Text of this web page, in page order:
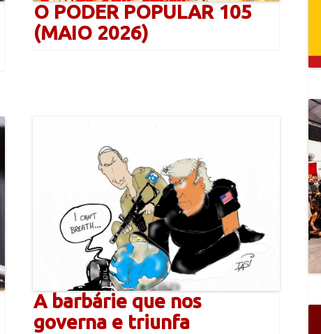
O PODER POPULAR 105
(MAIO 2026)
A barbárie que nos
governa e triunfa